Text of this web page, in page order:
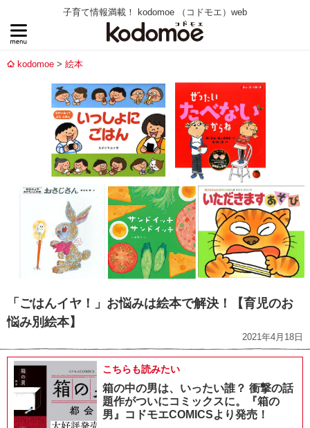
子育て情報満載！ kodomoe （コドモエ）web
kodomoe 絵本
「ごはんイヤ！」お悩みは絵本で解決！【育児のお
悩み別絵本】
2021年4月18日
こちらも読みたい
箱の中の男は、いったい誰？ 衝撃の話
題作がついにコミックスに。『箱の
男』コドモエCOMICSより発売！